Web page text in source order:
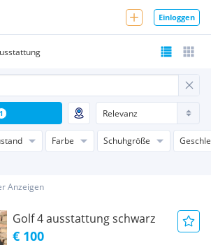
Einloggen
Farbe Schuhgröße
1
Anzeigen
Golf 4 ausstattung schwarz
€ 100